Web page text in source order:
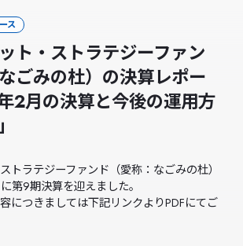
ス
ト・ストラテジーファン
ごみの杜）の決算レポー
2月の決算と今後の運用方
トラテジーファンド（愛称：なごみの杜）
第9期決算を迎えました。
につきましては下記リンクよりPDFにてご